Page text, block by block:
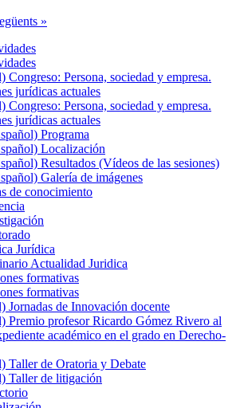
»
Congreso: Persona, sociedad y empresa.
jurídicas actuales
Congreso: Persona, sociedad y empresa.
jurídicas actuales
Programa
Localización
Resultados (Vídeos de las sesiones)
Galería de imágenes
de conocimiento
Jurídica
Actualidad Juridica
formativas
formativas
Jornadas de Innovación docente
Premio profesor Ricardo Gómez Rivero al
académico en el grado en Derecho-
Taller de Oratoria y Debate
Taller de litigación